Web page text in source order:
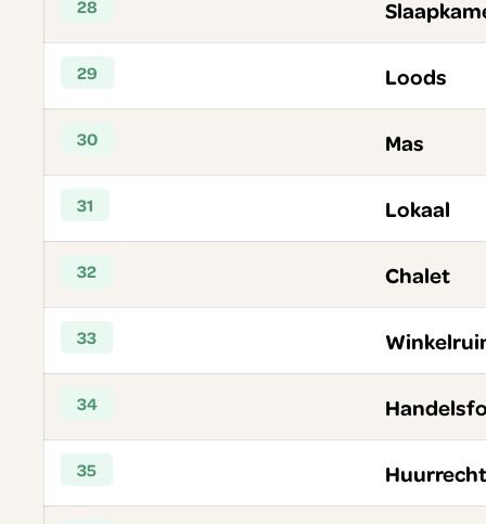
28
29 Loods
30 Mas
31 Lokaal
32 Chalet
33
34
35 Huurrecht